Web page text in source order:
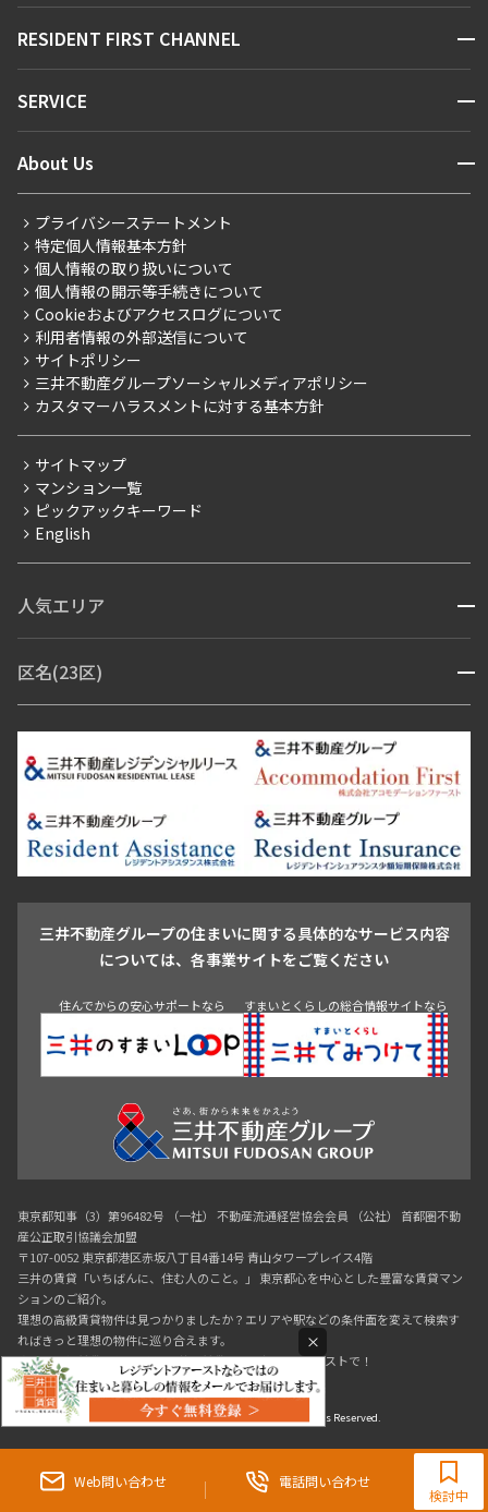
Web問い合わせ 電話問い合わせ
0120-321-983
9:30~18:00（水曜定休）
検討中
新着情報から探す
新着募集情報
こだわりから探す
こだわり一覧
プレミアムマンション
新築
当社限定（港区・渋谷区）
当社限定（港区・渋谷区以外）
三井不動産企画
賃料改定
フリーレント
ペット可
ブランドマンション
お問い合わせ
RESIDENT FIRST CHANNEL 開閉
マンションレポート
住まいのコラム
SERVICE 開閉
会員ページ
ご入居・提携サービス
お部屋探しからご契約まで
よくあるご質問
社宅紹介
【仲介会社様向け】当社仲介事業部取り扱い物件入居申込
About Us 開閉
会社情報
事業案内
採用情報
ニュースリリース
お問い合わせ
プライバシーステートメント
特定個人情報基本方針
個人情報の取り扱いについて
個人情報の開示等手続きについて
Cookieおよびアクセスログについて
利用者情報の外部送信について
サイトポリシー
三井不動産グループソーシャルメディアポリシー
カスタマーハラスメントに対する基本方針
サイトマップ
マンション一覧
ピックアックキーワード
English
人気エリア 開閉
青山・表参道・原宿
市ヶ谷・神楽坂・飯田橋
三田・芝・浜松町
芝浦・汐留・品川
月島・勝どき・豊洲
本郷・春日・小石川
目白・高田馬場・早稲田
池尻大橋・三軒茶屋
祐天寺・学芸大学・自由が丘
駒沢・用賀・二子玉川
成城・砧
池袋・板橋・王子
青山 渋谷 東京・大手町 新宿 品川
目黒・中目黒
区名(23区) 開閉
江東区 台東区 墨田区
中野区
豊島区
杉並区 板橋区 練馬区 荒川区
足立区
葛飾区
江戸川区
三井不動産グループの住まいに関する具体的なサービス内容
については、各事業サイトをご覧ください
住んでからの安心サポートなら すまいとくらしの総合情報サイトなら
東京都知事（3）第96482号 （一社） 不動産流通経営協会会員 （公社） 首都圏不動
産公正取引協議会加盟
〒107-0052 東京都港区赤坂八丁目4番14号 青山タワープレイス4階
三井の賃貸「いちばんに、住む人のこと。」 東京都心を中心とした豊富な賃貸マン
ションのご紹介。
理想の高級賃貸物件は見つかりましたか？エリアや駅などの条件面を変えて検索す
ればきっと理想の物件に巡り合えます。
都心の高級賃貸物件探しは[三井の賃貸]レジデントファーストで！
Copyright © RESIDENT FIRST Co.,Ltd. All Rights Reserved.
×